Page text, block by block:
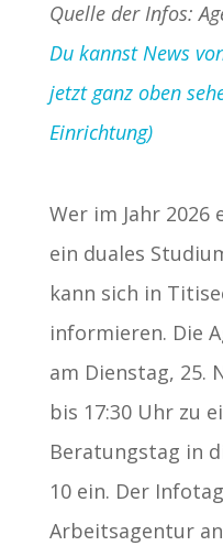
Quelle der Infos:
Du kannst News
jetzt ganz oben
Einrichtung)
Wer im Jahr 2026
ein duales
kann sich in
informieren. Die
am Dienstag, 25.
bis 17:30 Uhr zu
Beratungstag in
10 ein. Der
Arbeitsagentur